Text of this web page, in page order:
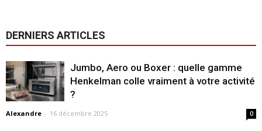
DERNIERS ARTICLES
Jumbo, Aero ou Boxer : quelle gamme
Henkelman colle vraiment à votre activité
?
Alexandre - 16 décembre 2025 0